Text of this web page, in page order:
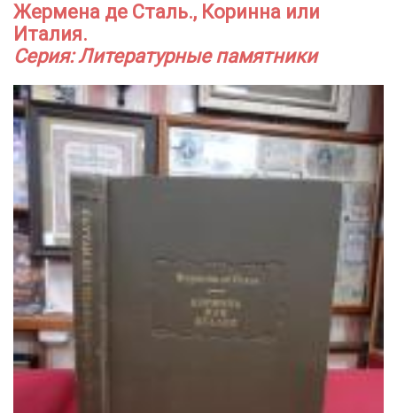
Жермена де Сталь., Коринна или
Италия.
Серия: Литературные памятники